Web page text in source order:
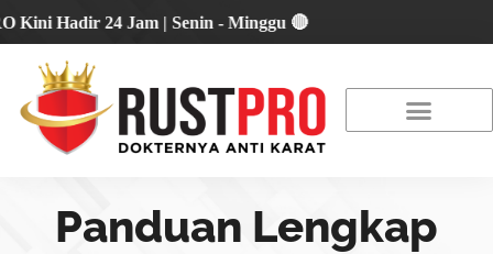
Hadir 24 Jam | Senin - Minggu 🔴
Panduan Lengkap